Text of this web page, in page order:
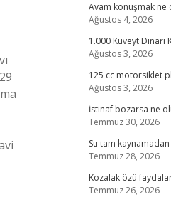
Avam konuşmak ne
Ağustos 4, 2026
1.000 Kuveyt Dinarı
Ağustos 3, 2026
125 cc motorsiklet
Ağustos 3, 2026
İstinaf bozarsa ne
Temmuz 30, 2026
Su tam
Temmuz 28, 2026
Kozalak özü
Temmuz 26, 2026